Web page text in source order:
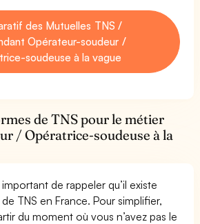
des Mutuelles TNS /
Opérateur-soudeur /
soudeuse à la vague
de TNS pour le métier
/ Opératrice-soudeuse à la
de rappeler qu’il existe
TNS en France. Pour simplifier,
du moment où vous n’avez pas le